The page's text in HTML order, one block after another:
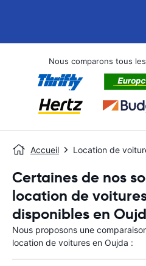
Nous comparons tous
Accueil Location de
Certaines de nos
location de
disponibles en
Nous proposons une
location de voitures en Oujda :